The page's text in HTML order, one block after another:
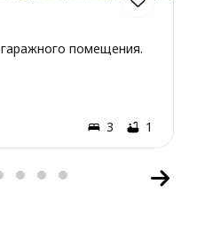
помещения.
3 1